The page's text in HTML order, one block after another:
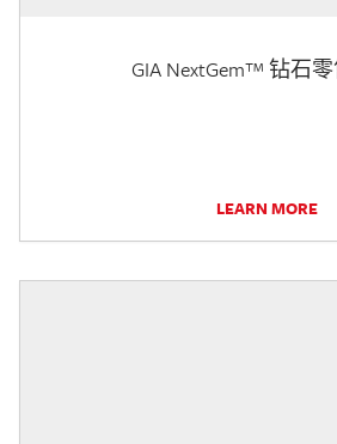
GIA NextGem™ 钻石
LEARN MORE